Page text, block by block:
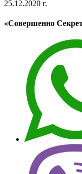
25.12.2020 г.
«Совершенно